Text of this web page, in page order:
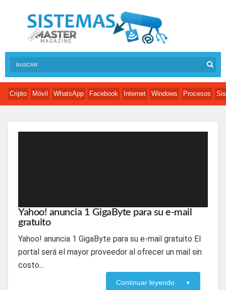
Cripto Móvil WhatsApp Facebook Internet Windows Procesos
Yahoo! anuncia 1 GigaByte para su e-mail
gratuito
Yahoo! anuncia 1 GigaByte para su e-mail gratuito El
portal será el mayor proveedor al ofrecer un mail sin
costo...
Continuar leyendo